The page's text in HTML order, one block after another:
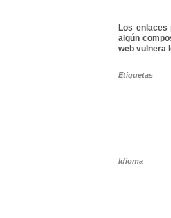
Los enlaces
algún
web vulnera
Etiquetas
Idioma